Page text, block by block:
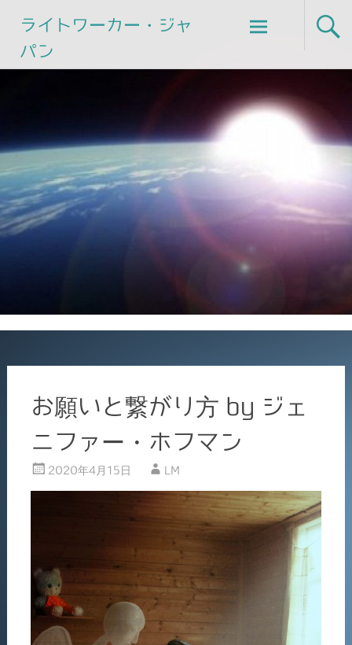
ライトワーカー・ジャ
パン
Skip
to
お願いと繋がり方 by ジェ
ニファー・ホフマン
2020年4月15日 LM